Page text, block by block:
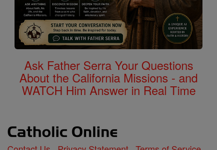
Ask Father Serra Your Questions
About the California Missions - and
WATCH Him Answer in Real Time